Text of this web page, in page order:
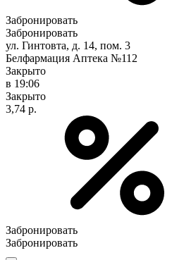
Забронировать
Забронировать
ул. Гинтовта, д. 14, пом. 3
Белфармация Аптека №112
Закрыто
в 19:06
Закрыто
3,74 р.
Забронировать
Забронировать